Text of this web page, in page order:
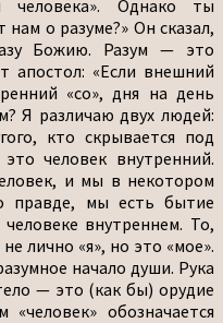
человека». Однако ты
о разуме?» Он сказал,
Божию. Разум — это
апостол: «Если внешний
«со», дня на день
Я различаю двух людей:
кто скрывается под
человек внутренний.
и мы в некотором
правде, мы есть бытие
внутреннем. То,
лично «я», но это «мое».
начало души. Рука
— это (как бы) орудие
обозначается